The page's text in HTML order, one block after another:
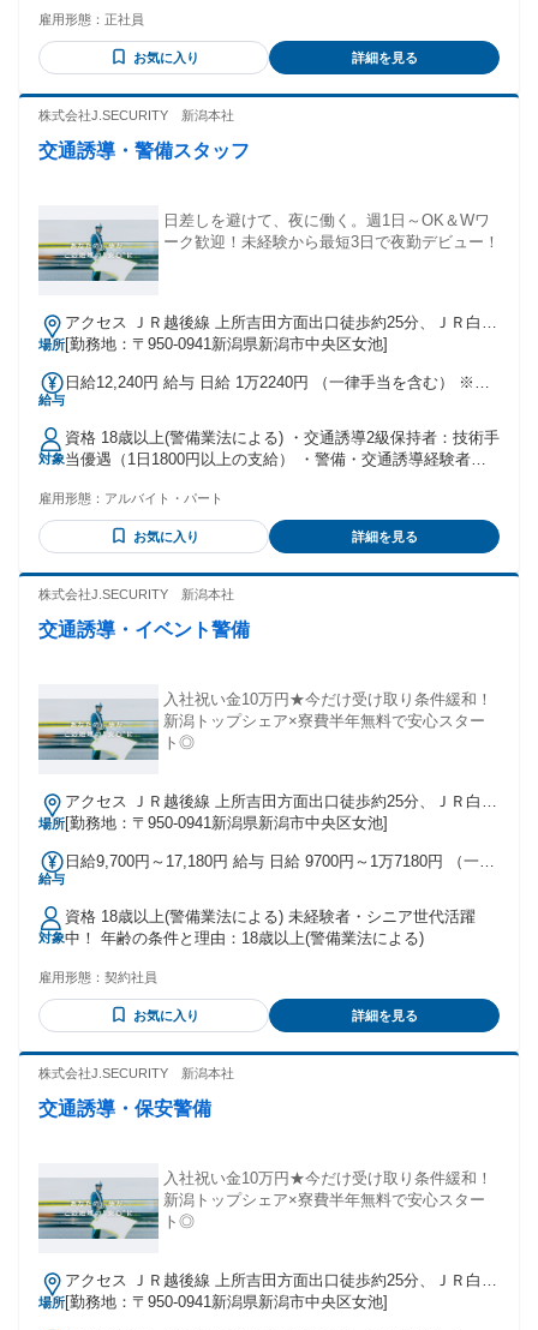
れる通勤・皆勤・家族手当金額：なし 全員に一律で支払われ
当2万円を含む。 ★ベース給与に加え、 スキル給（最大月24
万円）、 資格手当（最大月15万円）を支給。 【スキル給】
最大月24万円 ◎“あなたの今のスキル”に合わせた 給与を決
定！ 入社後１～２か月で スキル判定を受けていただき ”あな
たの今のスキル”で 給与を確定します。 ＜基礎額(例)＞ 【月額
スキル給10万円】 ・社内で定めた手順通り 法定12ヶ月点検が
躍できる、 エンジン・ミッション脱着ができる etc. 【月額ス
キル給16万円】 ・自動車検査員資格を保有しており、 適切な
完成検査ができる、 ・工場長の補佐業務ができるetc. ※上記
【資格手当】3万円～15万円（月額） ◎1級・2級整備士＋検
査員資格／15万円 ◎1級・2級整備士／5万円 ◎3級整備士／3
万円 ※すべて月額で支給いたします。 ※検査員資格手当は規
定あり ※2～3級整備士資格手当の支給条件は、 ガソリン・ジ
当（月42時間の超過分） ■社宅手当（規定あり） ■家族手当
（最大月3万5000円 ※規定あり） ■昇降給年1回 （人事評価制
場・ディーラー出身者 ・ブランクOK ■学歴不問 ■社会人経験
10年以上歓迎 年齢の条件と理由：あり （例外事由1号・60歳
未満（定年のため）） ※若手～40代・50代の方まで幅広く活
たい方 ◎若手の育成にも関わりたい方 ◎裁量を持って動ける
長く活躍したい方 ＜活かせる経験や資格＞ ◎自動車整備学校
管理者などの資格をお持ちの方
雇用形態： 正社員
お気に入り 詳細を見る
株式会社J.SECURITY 新潟本社
交通誘導・警備スタッフ
日差しを避けて、夜に働く。週1日～OK＆Wワ
ーク歓迎！未経験から最短3日で夜勤デビュー！
場所
アクセス ＪＲ越後線 上所吉田方面出口徒歩約25分、ＪＲ白新
線 新潟南口徒歩約43分、ＪＲ信越本線 新潟南口徒歩約43分
[勤務地：〒950-0941新潟県新潟市中央区女池]
給与
日給12,240円 給与 日給 1万2240円 （一律手当を含む） ※日
支給 ※燃料費支給（距離計算＋遠方手当有り） ※車両費支給
対象
資格 18歳以上(警備業法による) ・交通誘導2級保持者：技術手
当優遇（1日1800円以上の支給） ・警備・交通誘導経験者：
備業法による)
雇用形態： アルバイト・パート
お気に入り 詳細を見る
株式会社J.SECURITY 新潟本社
交通誘導・イベント警備
入社祝い金10万円★今だけ受け取り条件緩和！
新潟トップシェア×寮費半年無料で安心スター
ト◎
場所
アクセス ＪＲ越後線 上所吉田方面出口徒歩約25分、ＪＲ白新
線 新潟南口徒歩約43分、ＪＲ信越本線 新潟南口徒歩約43分
[勤務地：〒950-0941新潟県新潟市中央区女池]
給与
日給9,700円～17,180円 給与 日給 9700円～1万7180円 （一律
出勤は割増し金額支給 ※燃料費支給（距離計算＋遠方手当有
り） ※車両費支給 交通費：交通費支給
対象
資格 18歳以上(警備業法による) 未経験者・シニア世代活躍
中！ 年齢の条件と理由：18歳以上(警備業法による)
雇用形態： 契約社員
お気に入り 詳細を見る
株式会社J.SECURITY 新潟本社
交通誘導・保安警備
入社祝い金10万円★今だけ受け取り条件緩和！
新潟トップシェア×寮費半年無料で安心スター
ト◎
場所
アクセス ＪＲ越後線 上所吉田方面出口徒歩約25分、ＪＲ白新
線 新潟南口徒歩約43分、ＪＲ信越本線 新潟南口徒歩約43分
[勤務地：〒950-0941新潟県新潟市中央区女池]